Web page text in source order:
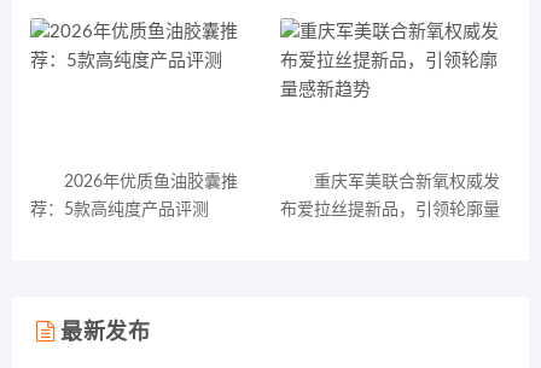
2026年优质鱼油胶囊推
荐：5款高纯度产品评测
重庆军美联合新氧权威发
布爱拉丝提新品，引领轮廓量
最新发布